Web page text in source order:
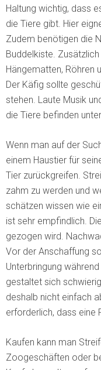
Haltung wichtig, dass
die Tiere gibt. Hier
Zudem benötigen die
Buddelkiste.
Hängematten, Röhren
Der Käfig sollte
stehen. Laute Musik
die Tiere befinden
Wenn man auf der
einem Haustier für
Tier zurückgreifen.
zahm zu werden und
schätzen wissen wie
ist sehr empfindlich.
gezogen wird.
Vor der Anschaffung
Unterbringung
gestaltet sich
deshalb nicht einfach
erforderlich, dass eine
Kaufen kann man
Zoogeschäften oder